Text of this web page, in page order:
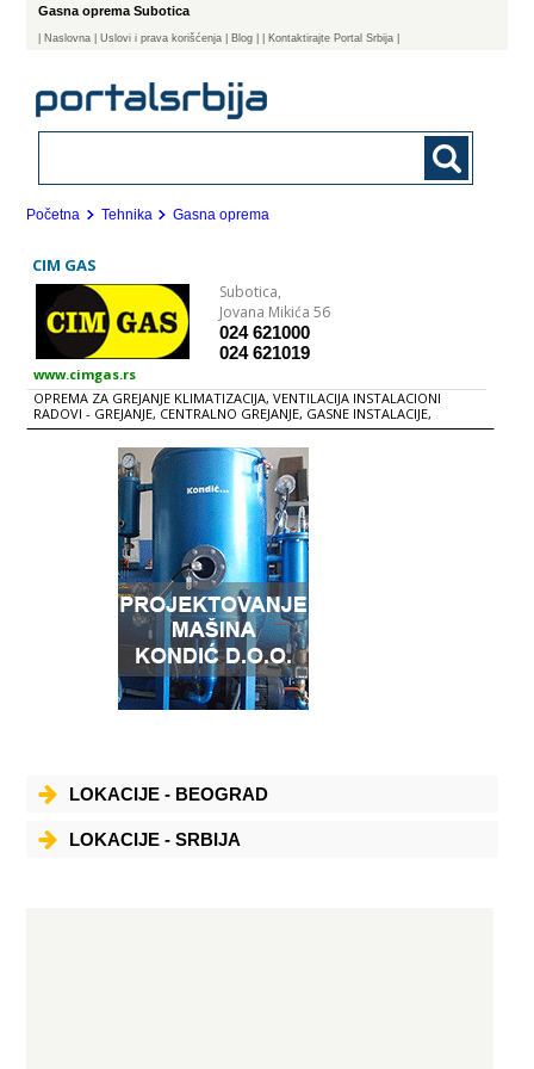
Gasna oprema Subotica
Naslovna | Uslovi i prava korišćenja Blog | Kontaktirajte Portal Srbija |
Početna Tehnika Gasna oprema
CIM GAS
Subotica,
Jovana Mikića 56
024 621000
024 621019
www.cimgas.rs
OPREMA ZA GREJANJE KLIMATIZACIJA, VENTILACIJA INSTALACIONI
RADOVI - GREJANJE, CENTRALNO GREJANJE, GASNE INSTALACIJE,
VENTILACIJA GASNI UREĐAJI - Gasni kotlovi - Zidni gasni kotlovi - Stabilni
gasni kotlovi - Gasne peći - Gasni gorionici - Ozračivači - Kaloriferi -
Akumulacioni bojleri - Protočni bojleri Uređaji na čvrsto gorivo
Električni uređaji Kombinovani uređaji Solarni sistemi Radijatori Fitinzi
Termo i manometri Cirkulacione pumpe Ekspanzione posude
Armatura Cevi Izolacija Pomoćni materijal Klimatizacija Ventilacija
Dimnjaci CIM GAS doo Subotica Vrši kompletne usluge: Nabavka,
skladištenje, ugradnja i prodaja opreme i materijala iz oblasti
sopstvene delatnosti, putem svoje prodavnice u Subotici i ditributivne
mreže; uz stalni-planski obilazak potencijalni korisnika širom zemlje,
sa prezentacijom naše ponude i delatnosti, već prema konkretnom
dogovoru. Izgradnja kompletnih, svih vrsta gasnih instalacija, instalacija
grejanja, hlađenja, klimatizacije, ventilacije i slično. Sopstvena i
kooperantska proizvodnja dela opreme iz naše delatnosti.
Organizacija i obavljanje servisa, u garantnom i vangarantnom roku, na
celokupnoj prodatoj i ugrađenoj opremi i instalacijama. Servisni
centar u subotici sa sortiranim originalnim rezervnim delovima, pored
obavljana navedenih servisa, vrši permanentnu, plansku i stručnu
obuku servisera naših distributera, širom zemlje. Projektovanje gasnih
drugih specijalizovanih poslova, van delatnosti CÍM GAS-a. SERVIS CIM
GAS d.o.o. Subotica; ima za gornje opredeljenje još i poseban razlog,
prilikom korišćenja istih. Nestručnim postupcima, tokom
transportovanja, montaže, puštanja u rad, obuke korisnika, kao i
LOKACIJE - BEOGRAD
LOKACIJE - SRBIJA